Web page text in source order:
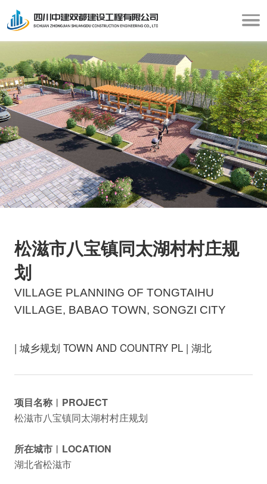
松滋市八宝镇同太湖村村庄规
划
VILLAGE PLANNING OF TONGTAIHU
VILLAGE, BABAO TOWN, SONGZI CITY
| 城乡规划 TOWN AND COUNTRY PL | 湖北
项目名称︱PROJECT
松滋市八宝镇同太湖村村庄规划
所在城市︱LOCATION
湖北省松滋市